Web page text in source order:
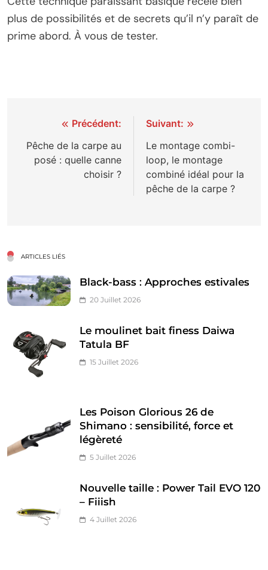
plus de possibilités et de secrets qu’il n’y paraît de
prime abord. À vous de tester.
Navigation
de
l’article
Précédent:
Pêche de la carpe au
posé : quelle canne
choisir ?
Suivant:
Le montage combi-
loop, le montage
combiné idéal pour la
pêche de la carpe ?
ARTICLES LIÉS
Black-bass : Approches estivales
20 Juillet 2026
Le moulinet bait finess Daiwa
Tatula BF
15 Juillet 2026
Les Poison Glorious 26 de
Shimano : sensibilité, force et
légèreté
5 Juillet 2026
Nouvelle taille : Power Tail EVO 120
– Fiiish
4 Juillet 2026